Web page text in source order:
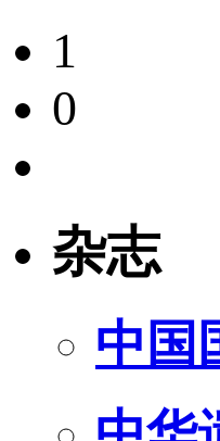
1
0
杂志
中国